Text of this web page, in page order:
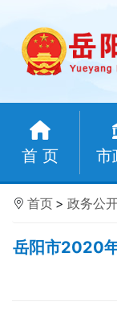
首 页 市
首页 > 政务公
岳阳市2020